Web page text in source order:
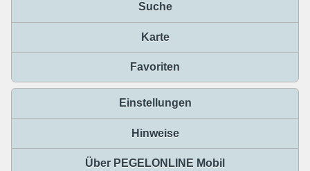
Suche
Karte
Favoriten
Einstellungen
Hinweise
Über PEGELONLINE Mobil